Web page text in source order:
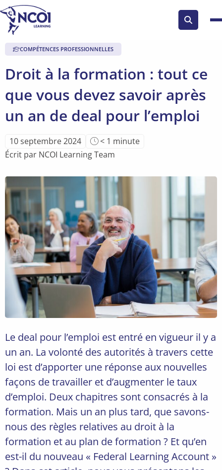
Search
button
Droit à la formation : tout ce
que vous devez savoir après
un an de deal pour l’emploi
COMPÉTENCES PROFESSIONNELLES
10 septembre 2024
Temps
de
de
< 1 minute
Écrit par NCOI Learning Team
Le deal pour l’emploi est entré en vigueur il y a
un an. La volonté des autorités à travers cette
loi est d’apporter une réponse aux nouvelles
façons de travailler et d’augmenter le taux
d’emploi. Deux chapitres sont consacrés à la
formation. Mais un an plus tard, que savons-
nous des règles relatives au droit à la
formation et au plan de formation ? Et qu’en
est-il du nouveau « Federal Learning Account »